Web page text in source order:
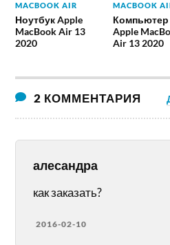
MACBOOK AIR
Ноутбук Apple
MacBook Air 13
2020
MACBOOK
Компьютер
Apple
Air 13 2020
2 КОММЕНТАРИЯ
алесандра
как заказать?
2016-02-10